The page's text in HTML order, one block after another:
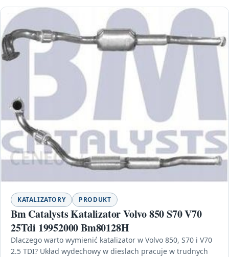
KATALIZATORY PRODUKT
Bm Catalysts Katalizator Volvo 850 S70 V70
25Tdi 19952000 Bm80128H
Dlaczego warto wymienić katalizator w Volvo 850, S70 i V70
2.5 TDI? Układ wydechowy w dieslach pracuje w trudnych